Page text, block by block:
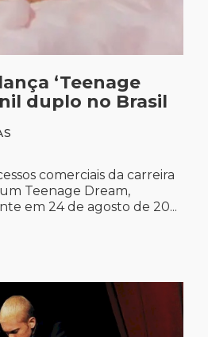
‘Teenage
duplo no Brasil
comerciais da carreira
Teenage Dream,
em 24 de agosto de 20...